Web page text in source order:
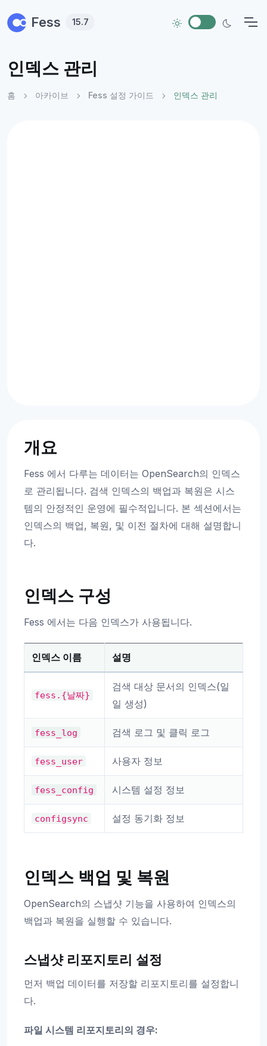
Fess 15.7
인덱스 관리
홈 아카이브 Fess 설정 가이드 인덱스 관리
개요
Fess 에서 다루는 데이터는 OpenSearch의 인덱스
로 관리됩니다. 검색 인덱스의 백업과 복원은 시스
템의 안정적인 운영에 필수적입니다. 본 섹션에서는
인덱스의 백업, 복원, 및 이전 절차에 대해 설명합니
다.
인덱스 구성
Fess 에서는 다음 인덱스가 사용됩니다.
인덱스 이름 설명
fess.{날짜}
검색 대상 문서의 인덱스(일
일 생성)
fess_log 검색 로그 및 클릭 로그
fess_user 사용자 정보
fess_config 시스템 설정 정보
configsync 설정 동기화 정보
인덱스 백업 및 복원
OpenSearch의 스냅샷 기능을 사용하여 인덱스의
백업과 복원을 실행할 수 있습니다.
스냅샷 리포지토리 설정
먼저 백업 데이터를 저장할 리포지토리를 설정합니
다.
파일 시스템 리포지토리의 경우: